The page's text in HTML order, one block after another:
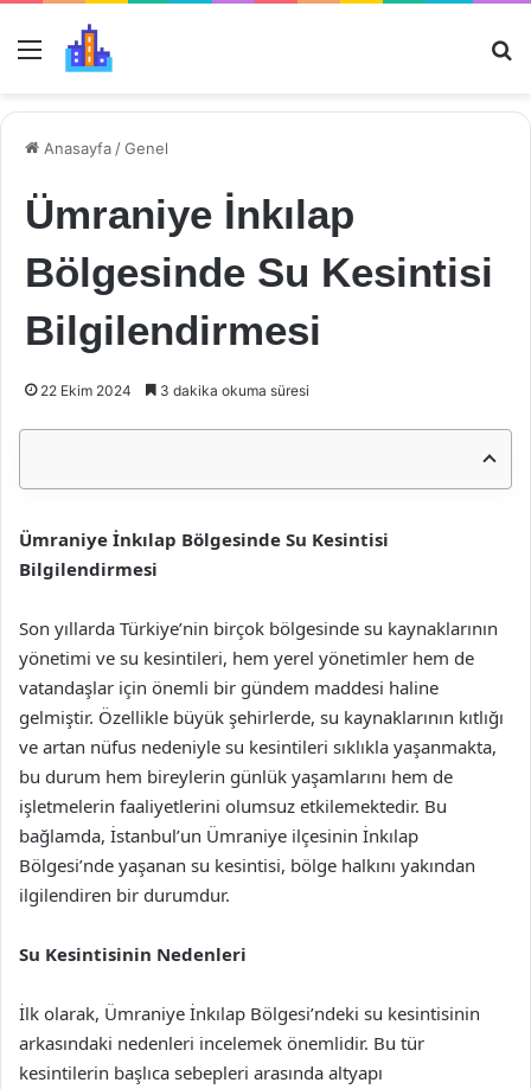
Menü
Anasayfa /Genel
Ümraniye İnkılap
Bölgesinde Su Kesintisi
Bilgilendirmesi
22 Ekim 2024 3 dakika okuma süresi
Ümraniye İnkılap Bölgesinde Su Kesintisi
Bilgilendirmesi
Son yıllarda Türkiye’nin birçok bölgesinde su kaynaklarının
yönetimi ve su kesintileri, hem yerel yönetimler hem de
vatandaşlar için önemli bir gündem maddesi haline
gelmiştir. Özellikle büyük şehirlerde, su kaynaklarının kıtlığı
ve artan nüfus nedeniyle su kesintileri sıklıkla yaşanmakta,
bu durum hem bireylerin günlük yaşamlarını hem de
işletmelerin faaliyetlerini olumsuz etkilemektedir. Bu
bağlamda, İstanbul’un Ümraniye ilçesinin İnkılap
Bölgesi’nde yaşanan su kesintisi, bölge halkını yakından
ilgilendiren bir durumdur.
Su Kesintisinin Nedenleri
İlk olarak, Ümraniye İnkılap Bölgesi’ndeki su kesintisinin
arkasındaki nedenleri incelemek önemlidir. Bu tür
kesintilerin başlıca sebepleri arasında altyapı